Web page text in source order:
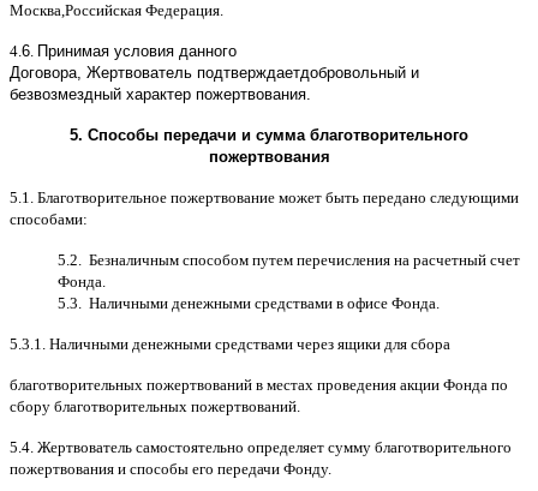
Москва,Российская Федерация.
4.6. Принимая условия данного
Договора, Жертвователь подтверждаетдобровольный и
безвозмездный характер пожертвования.
5. Способы передачи и сумма благотворительного
пожертвования
5.1. Благотворительное пожертвование может быть передано следующими
способами:
5.2. Безналичным способом путем перечисления на расчетный счет
Фонда.
5.3. Наличными денежными средствами в офисе Фонда.
5.3.1. Наличными денежными средствами через ящики для сбора
благотворительных пожертвований в местах проведения акции Фонда по
сбору благотворительных пожертвований.
5.4. Жертвователь самостоятельно определяет сумму благотворительного
пожертвования и способы его передачи Фонду.